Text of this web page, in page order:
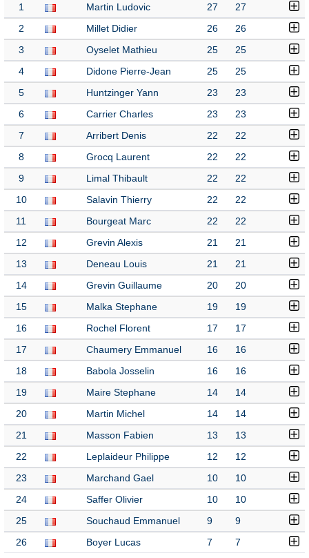
1 Martin Ludovic 27 27
2 Millet Didier 26 26
3 Oyselet Mathieu 25 25
4 Didone Pierre-Jean 25 25
5 Huntzinger Yann 23 23
6 Carrier Charles 23 23
7 Arribert Denis 22 22
8 Grocq Laurent 22 22
9 Limal Thibault 22 22
10 Salavin Thierry 22 22
11 Bourgeat Marc 22 22
12 Grevin Alexis 21 21
13 Deneau Louis 21 21
14 Grevin Guillaume 20 20
15 Malka Stephane 19 19
16 Rochel Florent 17 17
17 Chaumery Emmanuel 16 16
18 Babola Josselin 16 16
19 Maire Stephane 14 14
20 Martin Michel 14 14
21 Masson Fabien 13 13
22 Leplaideur Philippe 12 12
23 Marchand Gael 10 10
24 Saffer Olivier 10 10
25 Souchaud Emmanuel 9 9
26 Boyer Lucas 7 7